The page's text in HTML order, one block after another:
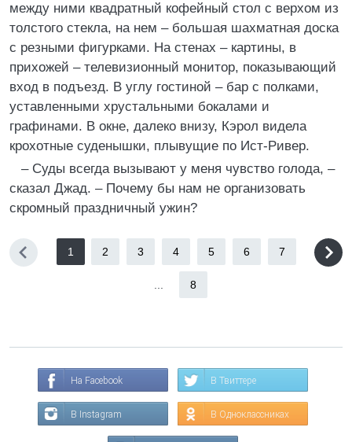
между ними квадратный кофейный стол с верхом из
толстого стекла, на нем – большая шахматная доска
с резными фигурками. На стенах – картины, в
прихожей – телевизионный монитор, показывающий
вход в подъезд. В углу гостиной – бар с полками,
уставленными хрустальными бокалами и
графинами. В окне, далеко внизу, Кэрол видела
крохотные суденышки, плывущие по Ист-Ривер.
– Суды всегда вызывают у меня чувство голода, –
сказал Джад. – Почему бы нам не организовать
скромный праздничный ужин?
1 2 3 4 5 6 7
8
На Facebook В Твиттере
В Instagram В Одноклассниках